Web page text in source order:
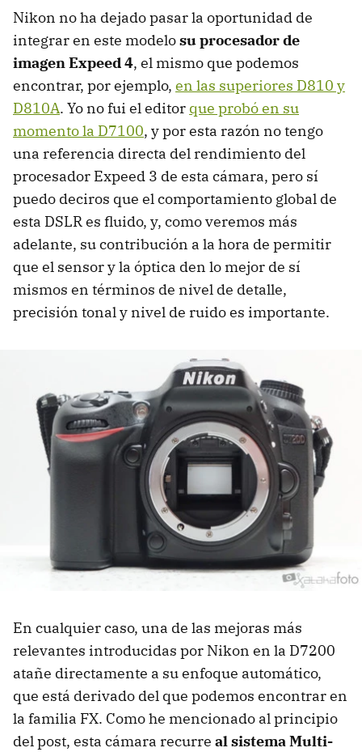
Nikon no ha dejado pasar la oportunidad de
integrar en este modelosu procesador de
imagen Expeed 4, el mismo que podemos
encontrar, por ejemplo, en las superiores D810 y
D810A. Yo no fui el editor que probó en su
momento la D7100, y por esta razón no tengo
una referencia directa del rendimiento del
procesador Expeed 3 de esta cámara, pero sí
puedo deciros que el comportamiento global de
esta DSLR es fluido, y, como veremos más
adelante, su contribución a la hora de permitir
que el sensor y la óptica den lo mejor de sí
mismos en términos de nivel de detalle,
precisión tonal y nivel de ruido es importante.
En cualquier caso, una de las mejoras más
relevantes introducidas por Nikon en la D7200
atañe directamente a su enfoque automático,
que está derivado del que podemos encontrar en
la familia FX. Como he mencionado al principio
del post, esta cámara recurre al sistema Multi-